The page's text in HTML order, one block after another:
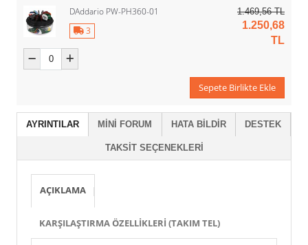
DAddario PW-PH360-01
3
1.469,56 TL
1.250,68
TL
Sepete Birlikte Ekle
AYRINTILAR MINI FORUM HATA BILDIR DESTEK
TAKSIT SEÇENEKLERI
AÇIKLAMA
KARŞILAŞTIRMA ÖZELLIKLERI (TAKIM TEL)